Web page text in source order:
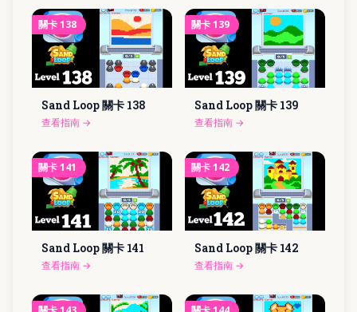
關卡138
Sand Loop 關卡 138
查看指南 →
關卡139
Sand Loop 關卡 139
查看指南 →
關卡141
Sand Loop 關卡 141
查看指南 →
關卡142
Sand Loop 關卡 142
查看指南 →